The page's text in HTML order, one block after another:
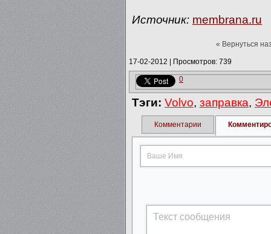
Источник: membrana.ru
« Вернуться
17-02-2012 Просмотров: 739
0
Тэги: Volvo, заправка,
Комментарии